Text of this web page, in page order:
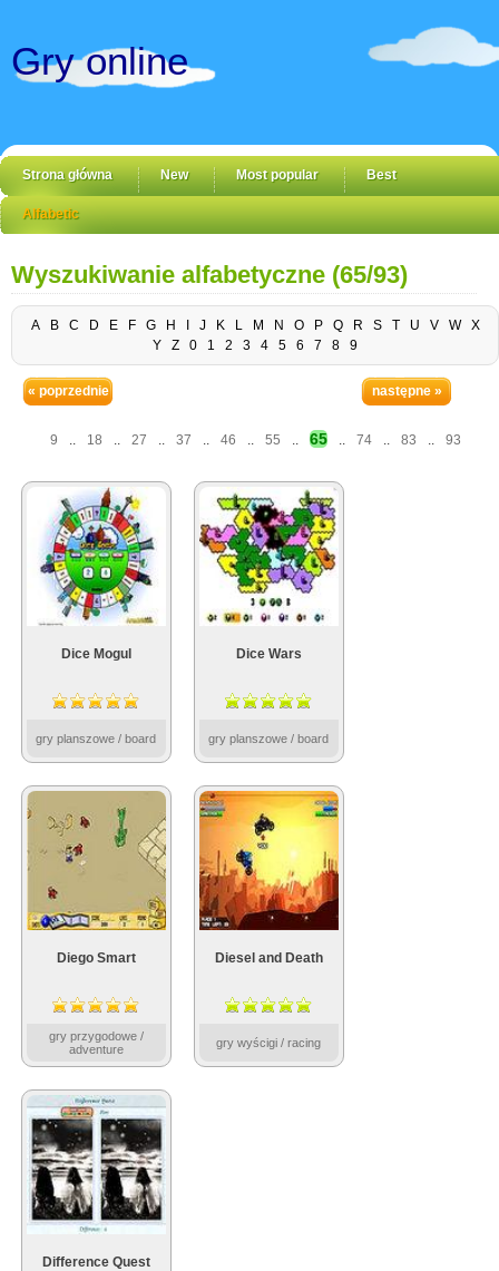
Gry online
Strona główna New Most popular Best
Alfabetic
Wyszukiwanie alfabetyczne (65/93)
A B C D E F G H J K L M N O P Q R S T U V W
X
Y
Z 0 1 2 3 4 5 6 7 8 9
« poprzednie następne »
9 .. 18 .. 27 .. 37 .. 46 .. 55 .. 65 .. 74 .. 83 .. 93
Dice Mogul
gry planszowe / board
Dice Wars
gry planszowe / board
Diego Smart
gry przygodowe /
adventure
Diesel and Death
gry wyścigi / racing
Difference Quest